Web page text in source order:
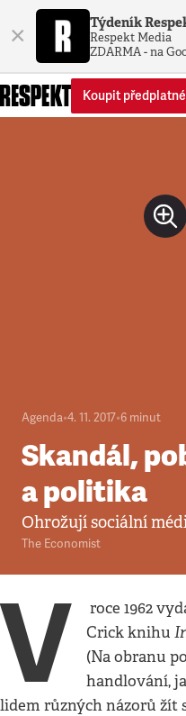
× Týdeník
Respekt Media
ZDARMA - na
Koupit předplatné
Agenda•4. 11. 2017•6 minut
Skandál,
a politika
Ohrožují sociální
The Economist
V
roce 1962
Crick knihu
(Na obranu
handlování,
lidem různých názorů žít